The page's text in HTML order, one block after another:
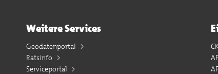
Weitere Services
Geodatenportal
Ratsinfo
Serviceportal